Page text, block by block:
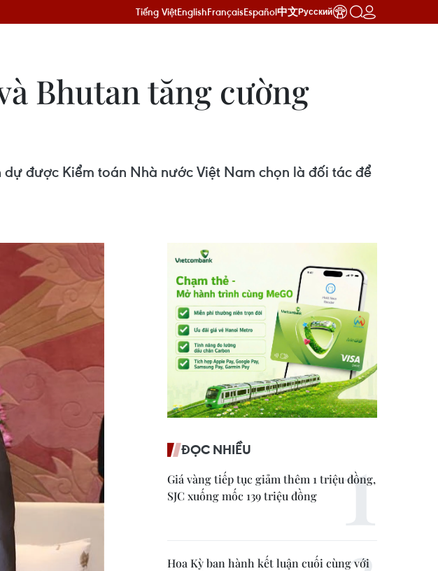
Tiếng ViệtEnglishFrançaisEspañol中文Русский
Bhutan tăng cường
được Kiểm toán Nhà nước Việt Nam chọn là đối tác để
ĐỌC NHIỀU
Giá vàng tiếp tục giảm thêm 1 triệu đồng,
SJC xuống mốc 139 triệu đồng
Hoa Kỳ ban hành kết luận cuối cùng với